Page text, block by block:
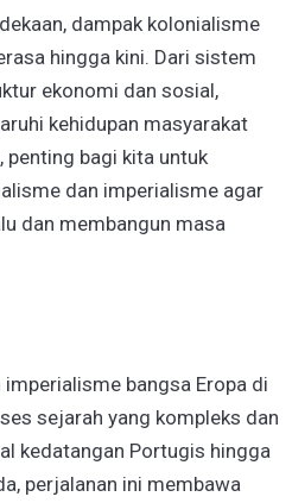
dampak kolonialisme
hingga kini. Dari sistem
ekonomi dan sosial,
kehidupan masyarakat
penting bagi kita untuk
dan imperialisme agar
dan membangun masa
bangsa Eropa di
sejarah yang kompleks dan
kedatangan Portugis hingga
perjalanan ini membawa